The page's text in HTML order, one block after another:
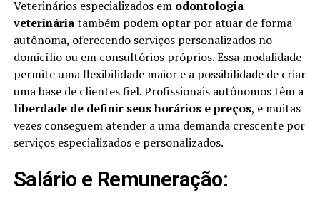
Veterinários especializados em odontologia
veterináriatambém podem optar por atuar de forma
autônoma, oferecendo serviços personalizados no
domicílio ou em consultórios próprios. Essa modalidade
permite uma flexibilidade maior e a possibilidade de criar
uma base de clientes fiel. Profissionais autônomos têm a
liberdade de definir seus horários e preços, e muitas
vezes conseguem atender a uma demanda crescente por
serviços especializados e personalizados.
Salário e Remuneração: